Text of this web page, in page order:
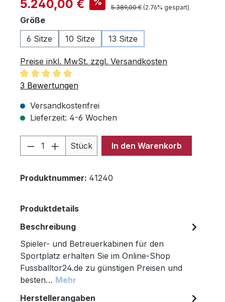
5.240,00 € Regulärer Preis:
5.389,00 € (2.76% gespart)
Größeauswählen
6 Sitze
10 Sitze 13 Sitze
Preise inkl. MwSt. zzgl. Versandkosten
Durchschnittliche Bewertung von 5 von 5 Sternen
3 Bewertungen
Versandkostenfrei
Lieferzeit: 4-6 Wochen
Produkt Anzahl: Gib den
Stück In den Warenkorb
Produktnummer: 41240
Produktdetails
Beschreibung
Spieler- und Betreuerkabinen für den
Sportplatz erhalten Sie im Online-Shop
Fussballtor24.de zu günstigen Preisen und
besten… Mehr
Herstellerangaben